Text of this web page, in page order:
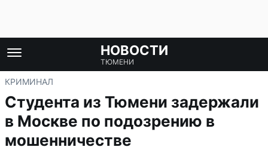
НОВОСТИ
ТЮМЕНИ
КРИМИНАЛ
Студента из Тюмени задержали
в Москве по подозрению в
мошенничестве